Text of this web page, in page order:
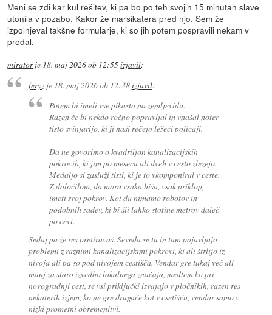
Meni se zdi kar kul rešitev, ki pa bo po teh svojih 15 minutah slave
utonila v pozabo. Kakor že marsikatera pred njo. Sem že
izpolnjeval takšne formularje, ki so jih potem pospravili nekam v
predal.
miratorje 18. maj 2026 ob 12:55izjavil:
feryzje 18. maj 2026 ob 12:38izjavil:
Potem bi imeli vse pikasto na zemljevidu.
Razen če bi nekdo ročno popravljal in vnašal noter
tisto svinjarijo, ki ji naši rečejo ležeči policaji.
Da ne govorimo o kvadriljon kanalizacijskih
pokrovih, ki jim po mesecu ali dveh v cesto zlezejo.
Medaljo si zasluži tisti, ki je to vkomponiral v ceste.
Z določilom, da mora vsaka hiša, vsak priklop,
imeti svoj pokrov. Kot da nimamo robotov in
podobnih zadev, ki bi šli lahko stotine metrov daleč
po cevi.
Sedaj pa že res pretiravaš. Seveda se tu in tam pojavljajo
problemi z raznimi kanalizacijskimi pokrovi, ki ali štrlijo iz
nivoja ali pa so pod nivojem cestišča. Vendar gre tukaj več ali
manj za staro izvedbo lokalnega značaja, medtem ko pri
novogradnji cest, se vsi priključki izvajajo v pločnikih, razen res
nekaterih izjem, ko ne gre drugače kot v csetišču, vendar samo v
nizki prometni obremenitvi.